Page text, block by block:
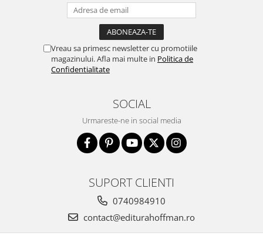
Vreau sa primesc newsletter cu promotiile
magazinului. Afla mai multe in Politica de
Confidentialitate
SOCIAL
Urmareste-ne in social media
SUPORT CLIENTI
0740984910
contact@editurahoffman.ro